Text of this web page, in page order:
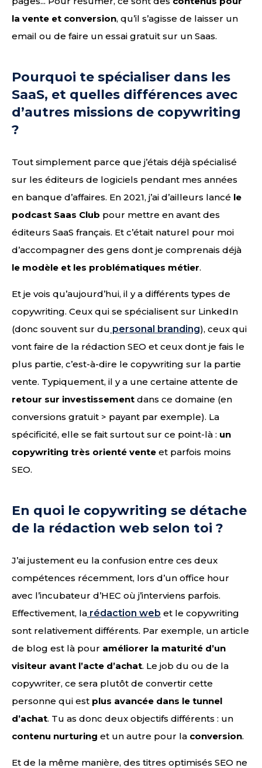
la vente et conversion, qu’il s’agisse de laisser un
email ou de faire un essai gratuit sur un Saas.
Pourquoi te spécialiser dans les
SaaS, et quelles différences avec
d’autres missions de copywriting
?
Tout simplement parce que j’étais déjà spécialisé
sur les éditeurs de logiciels pendant mes années
en banque d’affaires. En 2021, j’ai d’ailleurs lancé le
podcast Saas Club pour mettre en avant des
éditeurs SaaS français. Et c’était naturel pour moi
d’accompagner des gens dont je comprenais déjà
le modèle et les problématiques métier.
Et je vois qu’aujourd’hui, il y a différents types de
copywriting. Ceux qui se spécialisent sur LinkedIn
(donc souvent sur du personal branding), ceux qui
vont faire de la rédaction SEO et ceux dont je fais le
plus partie, c’est-à-dire le copywriting sur la partie
vente. Typiquement, il y a une certaine attente de
retour sur investissement dans ce domaine (en
conversions gratuit > payant par exemple). La
spécificité, elle se fait surtout sur ce point-là : un
copywriting très orienté vente et parfois moins
SEO.
En quoi le copywriting se détache
de la rédaction web selon toi ?
J’ai justement eu la confusion entre ces deux
compétences récemment, lors d’un office hour
avec l’incubateur d’HEC où j’interviens parfois.
Effectivement, la rédaction web et le copywriting
sont relativement différents. Par exemple, un article
de blog est là pour améliorer la maturité d’un
visiteur avant l’acte d’achat. Le job du ou de la
copywriter, ce sera plutôt de convertir cette
personne qui est plus avancée dans le tunnel
d’achat. Tu as donc deux objectifs différents : un
contenu nurturing et un autre pour la conversion.
Et de la même manière, des titres optimisés SEO ne